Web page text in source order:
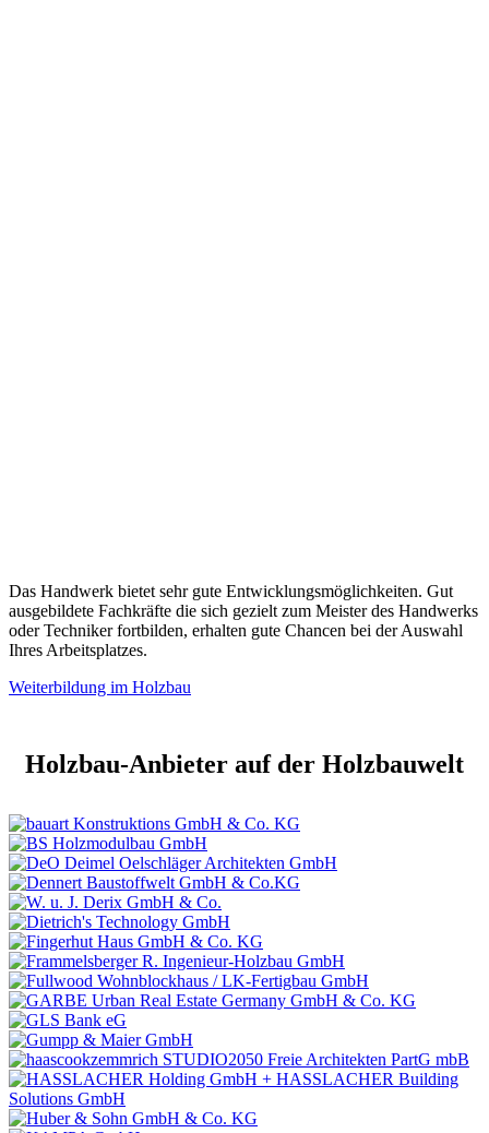
Das Handwerk bietet sehr gute Entwicklungsmöglichkeiten. Gut
ausgebildete Fachkräfte die sich gezielt zum Meister des Handwerks
oder Techniker fortbilden, erhalten gute Chancen bei der Auswahl
Ihres Arbeitsplatzes.
Weiterbildung im Holzbau
Holzbau-Anbieter auf der Holzbauwelt